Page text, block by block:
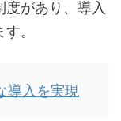
があり、導入
。
導入を実現